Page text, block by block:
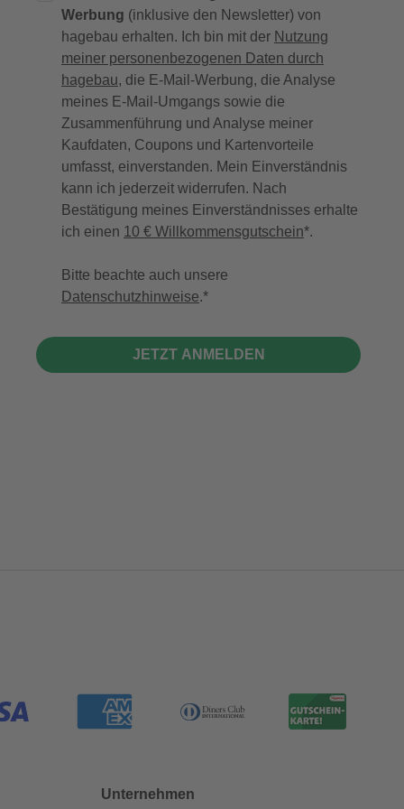
Werbung (inklusive den Newsletter) von
hagebau erhalten. Ich bin mit der Nutzung
meiner personenbezogenen Daten durch
hagebau, die E-Mail-Werbung, die Analyse
meines E-Mail-Umgangs sowie die
Zusammenführung und Analyse meiner
Kaufdaten, Coupons und Kartenvorteile
umfasst, einverstanden. Mein Einverständnis
kann ich jederzeit widerrufen. Nach
Bestätigung meines Einverständnisses erhalte
ich einen 10 € Willkommensgutschein*.
Bitte beachte auch unsere
Datenschutzhinweise.
JETZT ANMELDEN
Unternehmen